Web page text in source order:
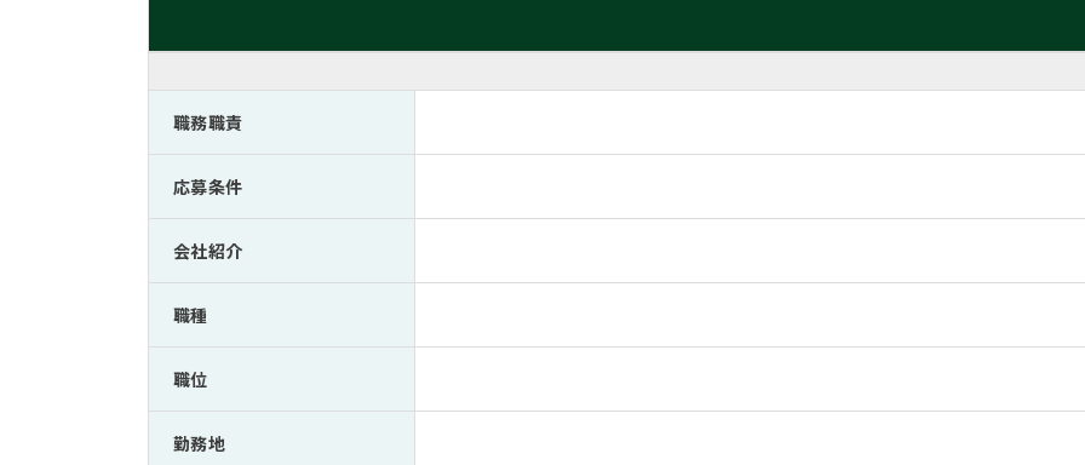
職務職責
応募条件
会社紹介
職種
職位
勤務地